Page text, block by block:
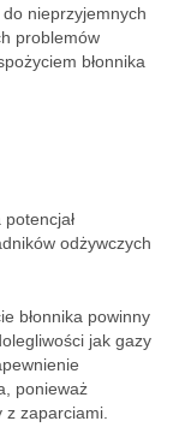
nieprzyjemnych
problemów
błonnika
potencjał
odżywczych
błonnika powinny
jak gazy
ponieważ
zaparciami.